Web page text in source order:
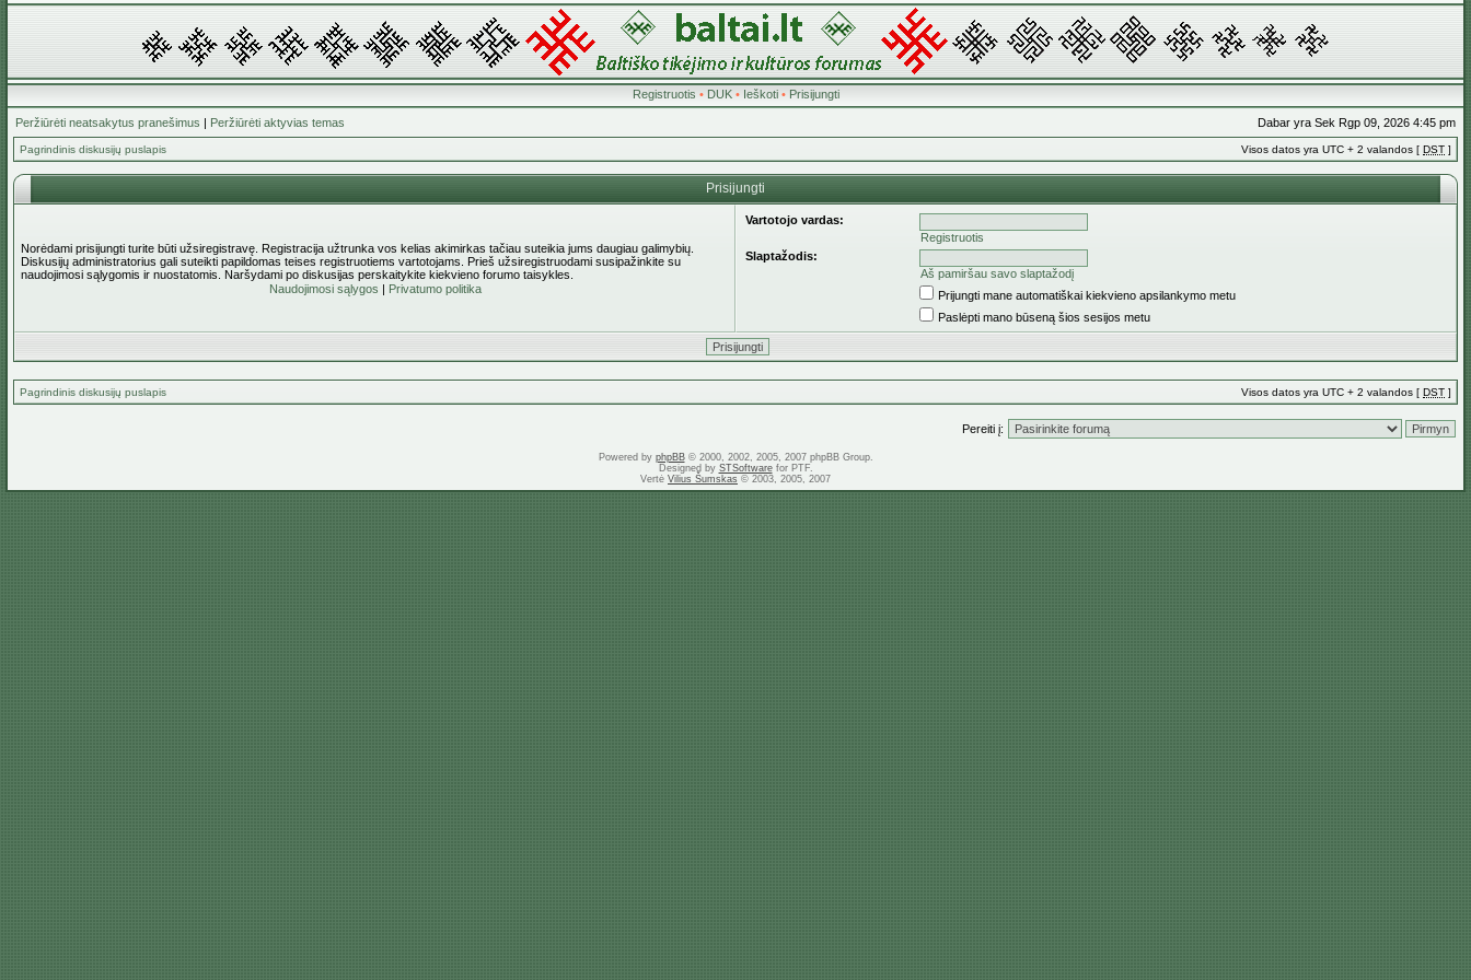
Registruotis • DUK• Ieškoti• Prisijungti
Peržiūrėti neatsakytus pranešimus | Peržiūrėti aktyvias temas Dabar yra Sek Rgp 09, 2026 4:45 pm
Pagrindinis diskusijų puslapis Visos datos yra UTC + 2 valandos [ DST ]
Prisijungti
Norėdami prisijungti turite būti užsiregistravę. Registracija užtrunka vos kelias akimirkas tačiau suteikia jums daugiau galimybių.
Diskusijų administratorius gali suteikti papildomas teises registruotiems vartotojams. Prieš užsiregistruodami susipažinkite su
naudojimosi sąlygomis ir nuostatomis. Naršydami po diskusijas perskaitykite kiekvieno forumo taisykles.
Naudojimosi sąlygos | Privatumo politika
Vartotojo vardas:
Registruotis
Slaptažodis:
Aš pamiršau savo slaptažodį
Prijungti mane automatiškai kiekvieno apsilankymo metu
Paslėpti mano būseną šios sesijos metu
Pagrindinis diskusijų puslapis Visos datos yra UTC + 2 valandos [ DST ]
Pereiti į:
Powered by phpBB© 2000, 2002, 2005, 2007 phpBB Group.
Designed by STSoftwarefor PTF.
Vertė Vilius Šumskas © 2003, 2005, 2007